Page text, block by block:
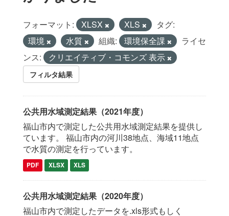
フォーマット: XLSX XLS
タグ:
環境
水質 組織: 環境保全課
ライセ
ンス:
クリエイティブ・コモンズ 表示
フィルタ結果
公共用水域測定結果（2021年度）
福山市内で測定した公共用水域測定結果を提供し
ています。 福山市内の河川38地点、海域11地点
で水質の測定を行っています。
PDF XLSX XLS
公共用水域測定結果（2020年度）
福山市内で測定したデータを.xls形式もしく